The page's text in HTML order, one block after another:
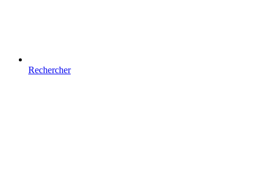
Rechercher